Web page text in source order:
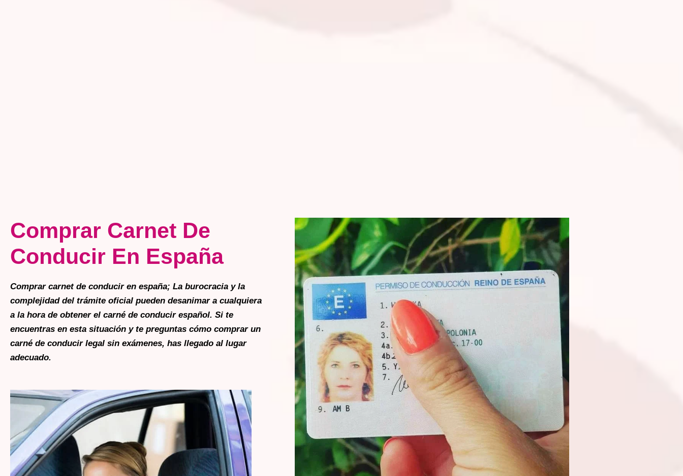
Comprar Carnet De
Conducir En España
Comprar carnet de conducir en españa; La burocracia y la
complejidad del trámite oficial pueden desanimar a cualquiera
a la hora de obtener el carné de conducir español. Si te
encuentras en esta situación y te preguntas cómo comprar un
carné de conducir legal sin exámenes, has llegado al lugar
adecuado.